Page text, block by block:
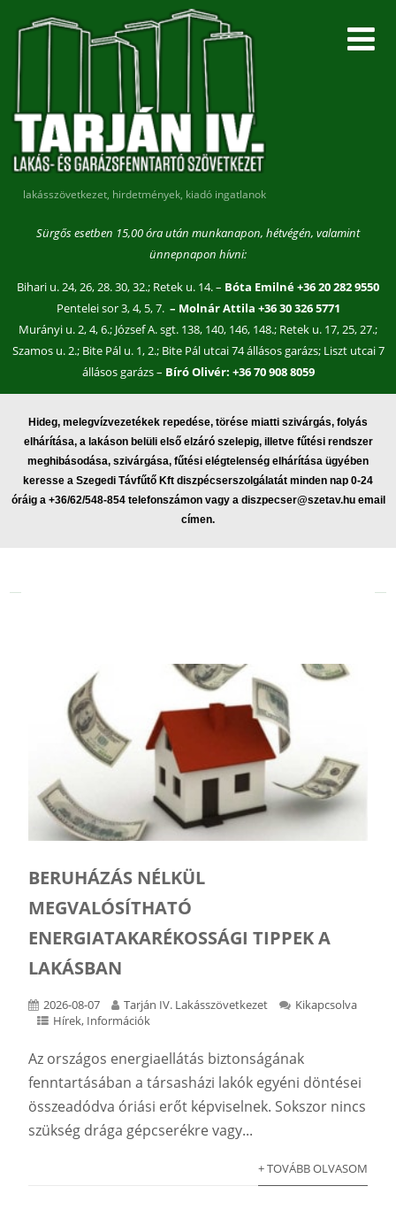
lakásszövetkezet, hirdetmények, kiadó ingatlanok
Sürgős esetben 15,00 óra után munkanapon, hétvégén, valamint
ünnepnapon hívni:
Bihari u. 24, 26, 28. 30, 32.; Retek u. 14. – Bóta Emilné +36 20 282 9550
Pentelei sor 3, 4, 5, 7. – Molnár Attila +36 30 326 5771
Murányi u. 2, 4, 6.; József A. sgt. 138, 140, 146, 148.; Retek u. 17, 25, 27.;
Szamos u. 2.; Bite Pál u. 1, 2.; Bite Pál utcai 74 állásos garázs; Liszt utcai 7
állásos garázs – Bíró Olivér: +36 70 908 8059
Hideg, melegvízvezetékek repedése, törése miatti szivárgás, folyás
elhárítása, a lakáson belüli első elzáró szelepig, illetve fűtési rendszer
meghibásodása, szivárgása, fűtési elégtelenség elhárítása ügyében
keresse a Szegedi Távfűtő Kft diszpécserszolgálatát minden nap 0-24
óráig a +36/62/548-854 telefonszámon vagy a diszpecser@szetav.huemail
címen.
BERUHÁZÁS NÉLKÜL
MEGVALÓSÍTHATÓ
ENERGIATAKARÉKOSSÁGI TIPPEK A
LAKÁSBAN
2026-08-07 Tarján IV. Lakásszövetkezet
Kikapcsolva
Hírek, Információk
Az országos energiaellátás biztonságának
fenntartásában a társasházi lakók egyéni döntései
összeadódva óriási erőt képviselnek. Sokszor nincs
szükség drága gépcserékre vagy...
+ TOVÁBB OLVASOM